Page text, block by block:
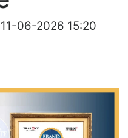
11-06-2026 15:20